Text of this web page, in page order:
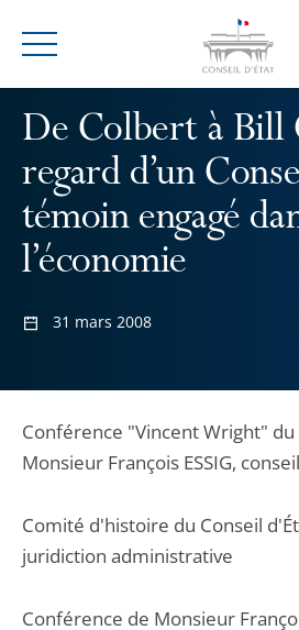
Menu
De Colbert à Bill
regard d’un
témoin engagé
l’économie
31 mars 2008
Conférence "Vincent Wright"
Monsieur François ESSIG,
Comité d'histoire du Conseil
juridiction administrative
Conférence de Monsieur